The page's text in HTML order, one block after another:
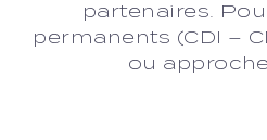
partenaires.
permanents (CDI –
ou